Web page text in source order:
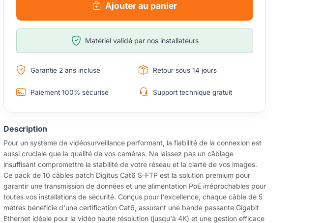
Ajouter au panier
Matériel validé par nos installateurs
Garantie 2 ans incluse Retour sous 14 jours
Paiement 100% sécurisé Support technique gratuit
Description
Pour un système de vidéosurveillance performant, la fiabilité de la connexion est
aussi cruciale que la qualité de vos caméras. Ne laissez pas un câblage
insuffisant compromettre la stabilité de votre réseau et la clarté de vos images.
Ce pack de 10 câbles patch Digitus Cat6 S-FTP est la solution premium pour
garantir une transmission de données et une alimentation PoE irréprochables pour
toutes vos installations de sécurité. Conçus pour l'excellence, chaque câble de 5
mètres bénéficie d'une certification Cat6, assurant une bande passante Gigabit
Ethernet idéale pour la vidéo haute résolution (jusqu'à 4K) et une gestion efficace